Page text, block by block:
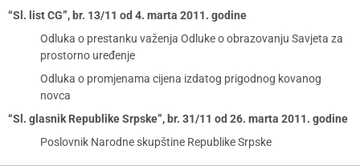
“Sl. list CG”, br. 13/11 od 4. marta 2011. godine
Odluka o prestanku važenja Odluke o obrazovanju Savjeta za
prostorno uređenje
Odluka o promjenama cijena izdatog prigodnog kovanog
novca
“Sl. glasnik Republike Srpske”, br. 31/11 od 26. marta 2011. godine
Poslovnik Narodne skupštine Republike Srpske